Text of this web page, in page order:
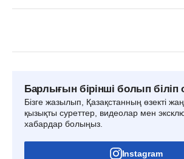
Барлығын бірінші болып
Бізге жазылып, Қазақстанның өзекті
қызықты суреттер, видеолар мен
хабардар болыңыз.
Instagram